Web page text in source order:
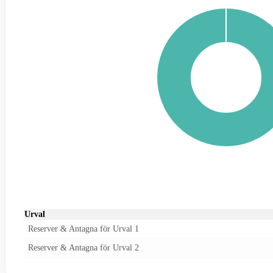
Urval
Reserver & Antagna för Urval 1
Reserver & Antagna för Urval 2